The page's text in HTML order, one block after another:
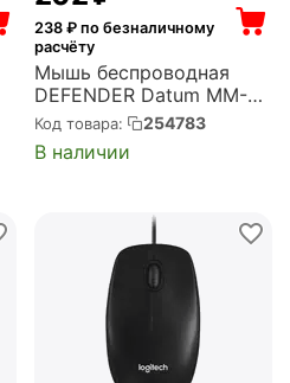
238₽ по безналичному
расчёту
Мышь беспроводная
DEFENDER Datum MM-
285 Black радиоканал,
USB, 1600 dpi,
оптическая, чёрная
Код товара: 254783
В наличии